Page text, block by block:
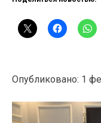
Опубликовано: 1